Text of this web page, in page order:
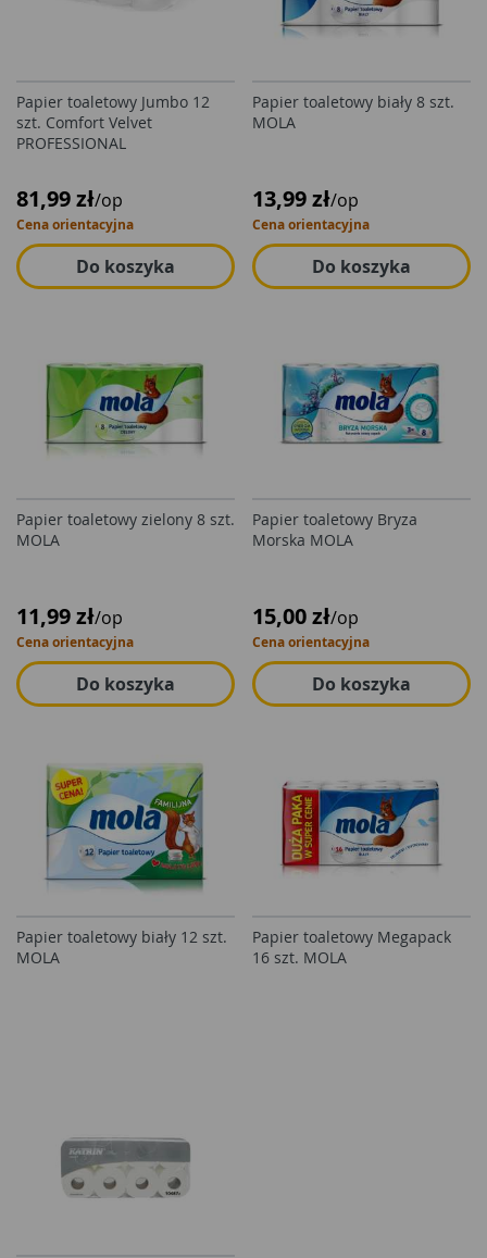
Papier toaletowy Jumbo 12
szt. Comfort Velvet
PROFESSIONAL
81,99 zł/op
Cena orientacyjna
Do koszyka
Papier toaletowy biały 8 szt.
MOLA
13,99 zł/op
Cena orientacyjna
Do koszyka
Papier toaletowy zielony 8 szt.
MOLA
11,99 zł/op
Cena orientacyjna
Do koszyka
Papier toaletowy Bryza
Morska MOLA
15,00 zł/op
Cena orientacyjna
Do koszyka
Papier toaletowy biały 12 szt.
MOLA
Papier toaletowy Megapack
16 szt. MOLA